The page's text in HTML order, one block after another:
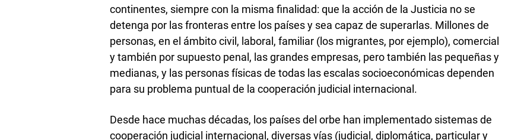
continentes, siempre con la misma finalidad: que la acción de la Justicia no se
detenga por las fronteras entre los países y sea capaz de superarlas. Millones de
personas, en el ámbito civil, laboral, familiar (los migrantes, por ejemplo), comercial
y también por supuesto penal, las grandes empresas, pero también las pequeñas y
medianas, y las personas físicas de todas las escalas socioeconómicas dependen
para su problema puntual de la cooperación judicial internacional.
Desde hace muchas décadas, los países del orbe han implementado sistemas de
cooperación judicial internacional, diversas vías (judicial, diplomática, particular y